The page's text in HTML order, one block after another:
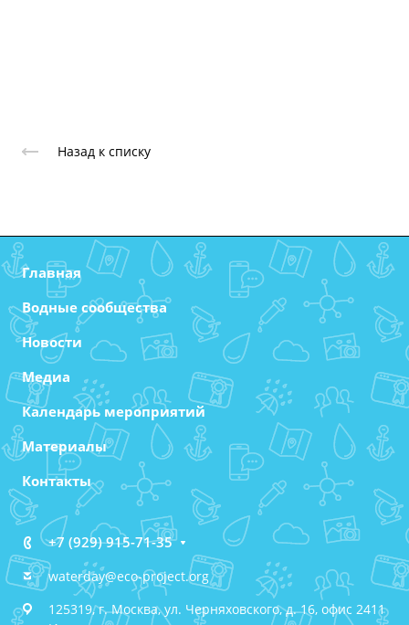
Назад к списку
Главная
Водные сообщества
Новости
Медиа
Календарь мероприятий
Материалы
Контакты
+7 (929) 915-71-35
waterday@eco-project.org
125319, г. Москва, ул. Черняховского, д. 16, офис 2411